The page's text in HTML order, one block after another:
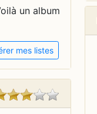
un album
mes listes